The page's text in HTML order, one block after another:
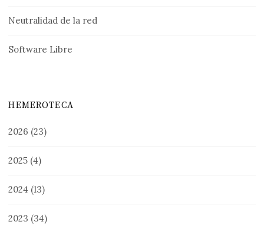
Neutralidad de la red
Software Libre
HEMEROTECA
2026 (23)
2025 (4)
2024 (13)
2023 (34)